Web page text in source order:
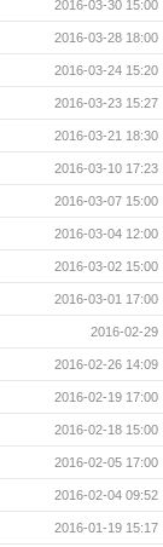
2016-03-30 15:00
2016-03-28 18:00
2016-03-24 15:20
2016-03-23 15:27
2016-03-21 18:30
2016-03-10 17:23
2016-03-07 15:00
2016-03-04 12:00
2016-03-02 15:00
2016-03-01 17:00
2016-02-29
2016-02-26 14:09
2016-02-19 17:00
2016-02-18 15:00
2016-02-05 17:00
2016-02-04 09:52
2016-01-19 15:17